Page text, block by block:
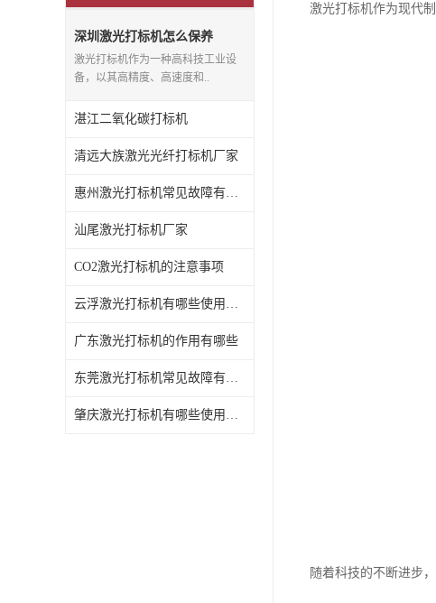
深圳激光打标机怎么保养
激光打标机作为一种高科技工业设
备，以其高精度、高速度和..
湛江二氧化碳打标机
清远大族激光光纤打标机厂家
惠州激光打标机常见故障有哪些
汕尾激光打标机厂家
CO2激光打标机的注意事项
云浮激光打标机有哪些使用特点
广东激光打标机的作用有哪些
东莞激光打标机常见故障有哪些
肇庆激光打标机有哪些使用特点
激光打标机作为现代
随着科技的不断进步